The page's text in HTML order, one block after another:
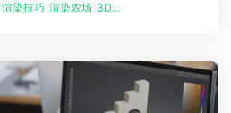
的渲染农场能从根源突破本地内存限
渲染技巧 渲染农场 3D渲染技术